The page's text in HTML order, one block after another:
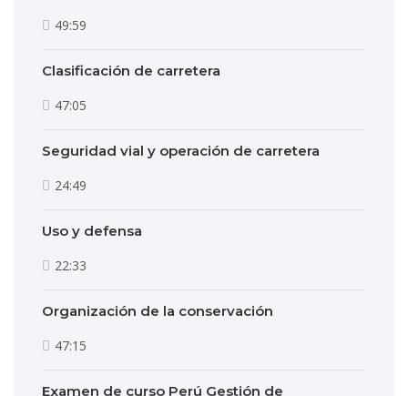
49:59
Clasificación de carretera
47:05
Seguridad vial y operación de carretera
24:49
Uso y defensa
22:33
Organización de la conservación
47:15
Examen de curso Perú Gestión de